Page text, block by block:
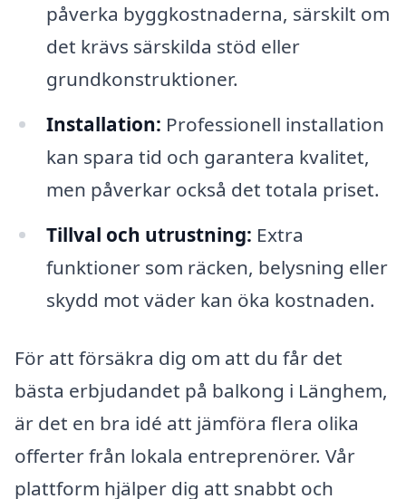
påverka byggkostnaderna, särskilt om
det krävs särskilda stöd eller
grundkonstruktioner.
Installation: Professionell installation
kan spara tid och garantera kvalitet,
men påverkar också det totala priset.
Tillval och utrustning: Extra
funktioner som räcken, belysning eller
skydd mot väder kan öka kostnaden.
För att försäkra dig om att du får det
bästa erbjudandet på balkong i Länghem,
är det en bra idé att jämföra flera olika
offerter från lokala entreprenörer. Vår
plattform hjälper dig att snabbt och